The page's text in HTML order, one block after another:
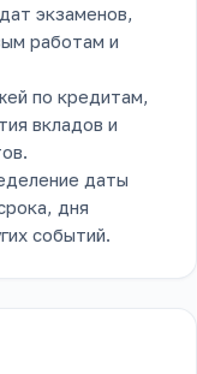
экзаменов,
работам и
по кредитам,
вкладов и
даты
дня
событий.